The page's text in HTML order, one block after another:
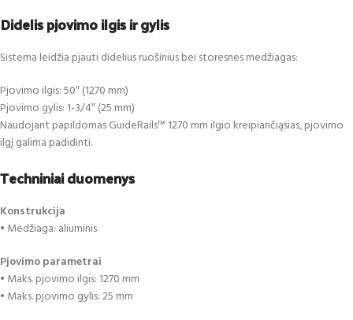
Didelis pjovimo ilgis ir gylis
Sistema leidžia pjauti didelius ruošinius bei storesnes medžiagas:
Pjovimo ilgis: 50″ (1270 mm)
Pjovimo gylis: 1-3/4″ (25 mm)
Naudojant papildomas GuideRails™ 1270 mm ilgio kreipiančiąsias, pjovimo
ilgį galima padidinti.
Techniniai duomenys
Konstrukcija
• Medžiaga: aliuminis
Pjovimo parametrai
• Maks. pjovimo ilgis: 1270 mm
• Maks. pjovimo gylis: 25 mm